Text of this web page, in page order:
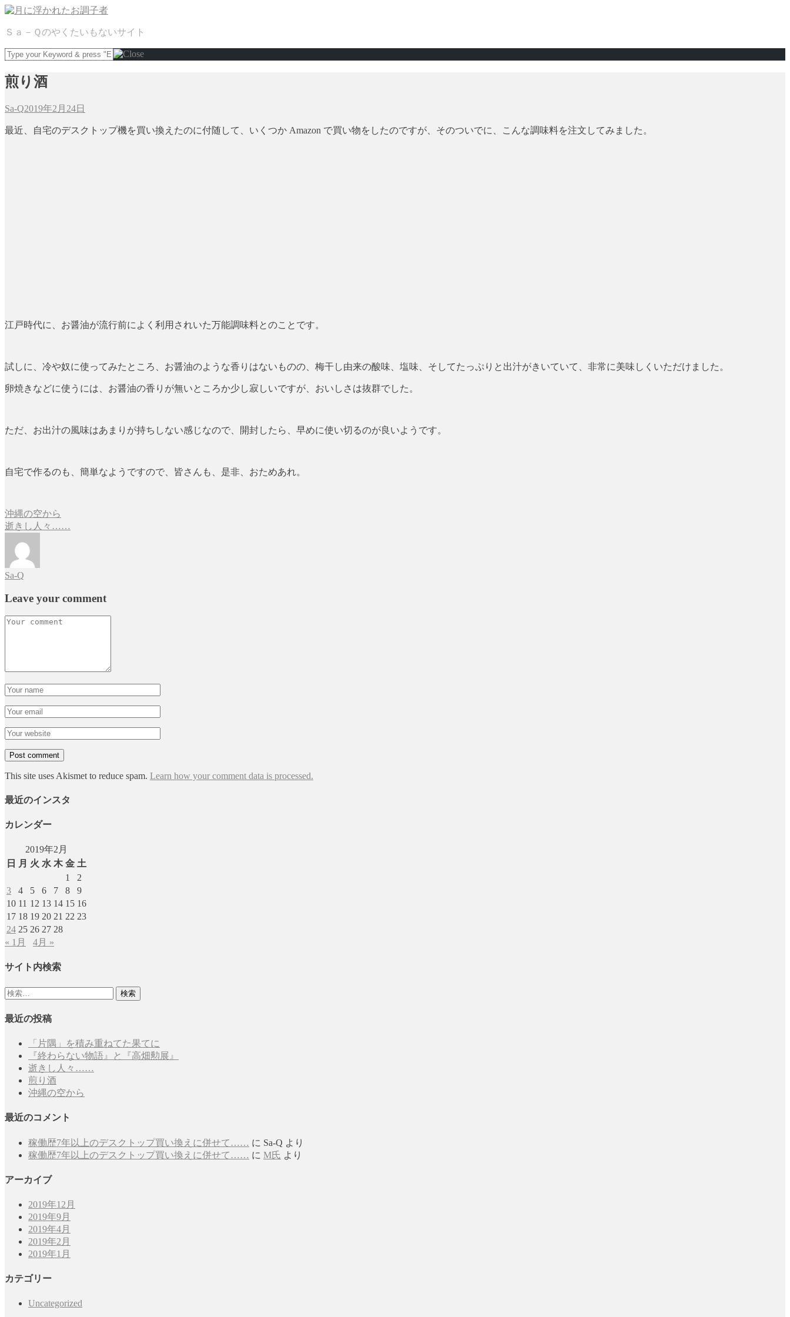
Ｓａ－Ｑのやくたいもないサイト
煎り酒
Sa-Q2019年2月24日
最近、自宅のデスクトップ機を買い換えたのに付随して、いくつか Amazon で買い物をしたのですが、そのついでに、こんな調味料を注文してみました。
江戸時代に、お醤油が流行前によく利用されいた万能調味料とのことです。
試しに、冷や奴に使ってみたところ、お醤油のような香りはないものの、梅干し由来の酸味、塩味、そしてたっぷりと出汁がきいていて、非常に美味しくいただけました。
卵焼きなどに使うには、お醤油の香りが無いところか少し寂しいですが、おいしさは抜群でした。
ただ、お出汁の風味はあまりが持ちしない感じなので、開封したら、早めに使い切るのが良いようです。
自宅で作るのも、簡単なようですので、皆さんも、是非、おためあれ。
投
稿
ナ
ビ
ゲ
シ
沖縄の空から
逝きし人々……
Sa-Q
Leave your comment
This site uses Akismet to reduce spam. Learn how your comment data is processed.
最近のインスタ
カレンダー
2019年2月
日
月 火 水 木 金 土
1
2
3
4 5 6 7 8
9
10 11 12 13 14 15 16
17 18 19 20 21 22 23
24 25 26 27 28
« 1月
4月 »
サイト内検索
検
最近の投稿
「片隅」を積み重ねてた果てに
『終わらない物語』と『高畑勲展』
逝きし人々……
煎り酒
沖縄の空から
最近のコメント
稼働歴7年以上のデスクトップ買い換えに併せて…… に Sa-Q より
稼働歴7年以上のデスクトップ買い換えに併せて…… に M氏 より
アーカイブ
2019年12月
2019年9月
2019年4月
2019年2月
2019年1月
カテゴリー
Uncategorized